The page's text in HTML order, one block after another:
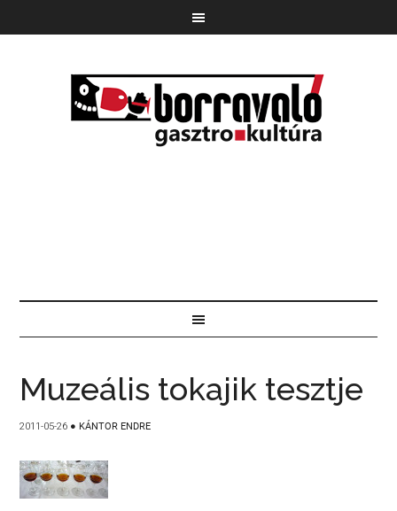
Muzeális tokajik tesztje
2011-05-26 ● KÁNTOR ENDRE